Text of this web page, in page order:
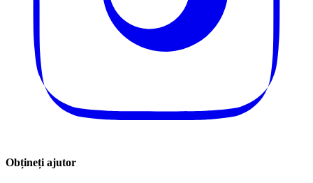
Obțineți ajutor